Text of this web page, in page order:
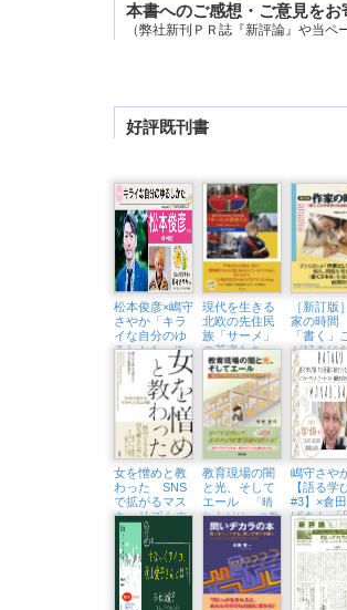
本書へのご感想・ご意見をお
（弊社新刊ＰＲ誌『新評論』や当ペ
好評既刊書
松本俊彦×嶋守
さやか「キラ
イな自分のゆ
るしかた〜依
存と回復から考
えるこころをほ
どく処方箋〜」
（東京中延・
隣町珈琲 9/18
㈮）
現代を生きる
北欧の先住民
族「サーメ」
の若者たち
北極圏と二風谷
をめぐる旅
［新訂版
家の時間
「書く」
が好きに
教え方・
方【実践
女を憎めと教
わった SNS
で拡がるマス
キュリズムの
闇
教育現場の闇
と光、そして
エール
「晴
れ上がり」の教
育は訪れるのか
嶋守さや
【語る学
#3】×倉
ばさん 「
に殺され
ために」
草・
Writin
STORE
㈮）